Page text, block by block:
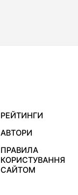
РЕЙТИНГИ
АВТОРИ
ПРАВИЛА
КОРИСТУВАННЯ
САЙТОМ